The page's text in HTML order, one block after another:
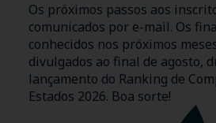
Os próximos passos aos
comunicados por e-mail. Os
conhecidos nos próximos
divulgados ao final de agosto,
lançamento do Ranking de
Estados 2026. Boa sorte!